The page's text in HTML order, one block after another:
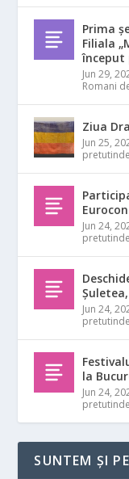
Prima
Filiala
început
Jun 29,
Romani
Ziua
Jun 25,
Jun 24,
Jun 24,
la
Jun 24,
SUNTEM ȘI